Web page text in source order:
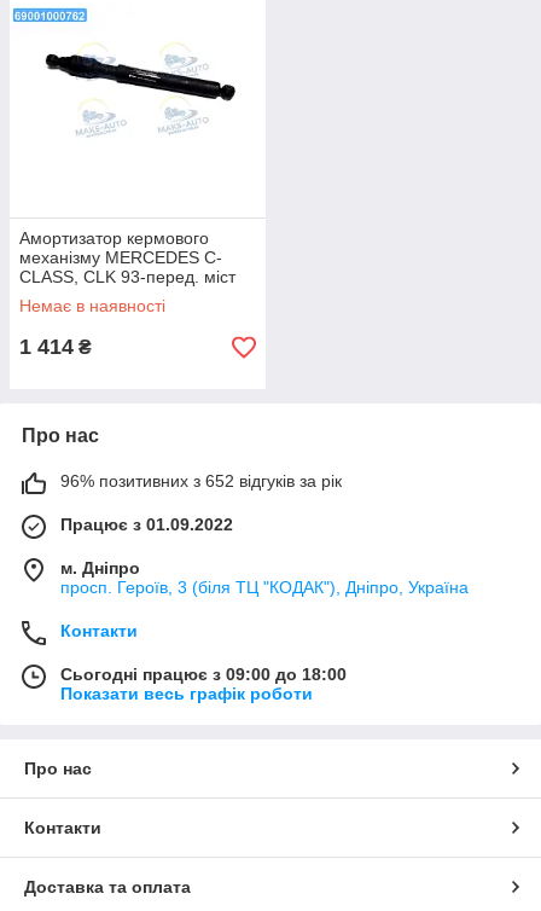
Амортизатор кермового
механізму MERCEDES C-
CLASS, CLK 93-перед. міст
(Вир-во MEYLE) 026 046
0161 UA46
Немає в наявності
1 414 ₴
Про нас
96% позитивних з 652 відгуків за рік
Працює з 01.09.2022
м. Дніпро
просп. Героїв, 3 (біля ТЦ "КОДАК"), Дніпро, Україна
Контакти
Сьогодні працює з 09:00 до 18:00
Показати весь графік роботи
Про нас
Контакти
Доставка та оплата